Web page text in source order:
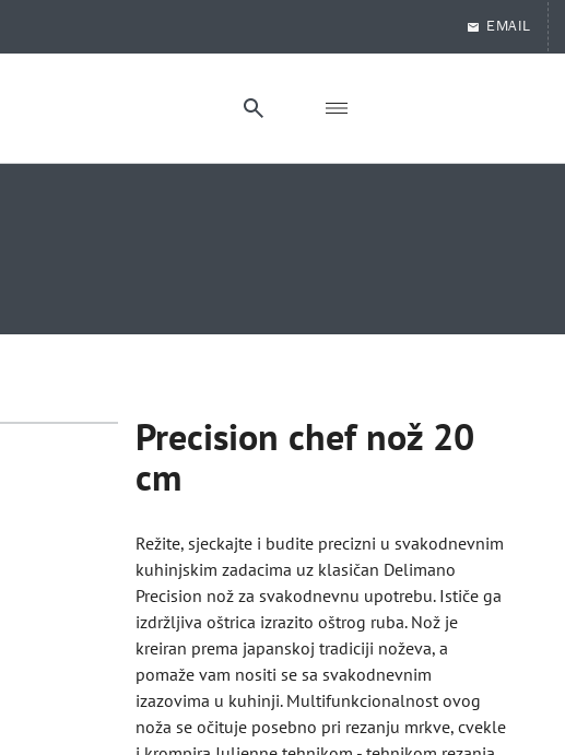
EMAIL
Precision chef nož 20
cm
Režite, sjeckajte i budite precizni u svakodnevnim
kuhinjskim zadacima uz klasičan Delimano
Precision nož za svakodnevnu upotrebu. Ističe ga
izdržljiva oštrica izrazito oštrog ruba. Nož je
kreiran prema japanskoj tradiciji noževa, a
pomaže vam nositi se sa svakodnevnim
izazovima u kuhinji. Multifunkcionalnost ovog
noža se očituje posebno pri rezanju mrkve, cvekle